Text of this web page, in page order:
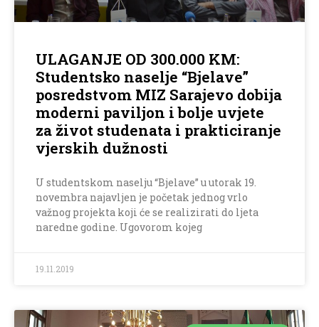
ULAGANJE OD 300.000 KM:
Studentsko naselje “Bjelave”
posredstvom MIZ Sarajevo dobija
moderni paviljon i bolje uvjete
za život studenata i prakticiranje
vjerskih dužnosti
U studentskom naselju “Bjelave” u utorak 19.
novembra najavljen je početak jednog vrlo
važnog projekta koji će se realizirati do ljeta
naredne godine. Ugovorom kojeg
19.11.2019